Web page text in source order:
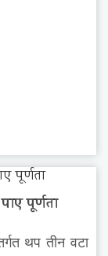
पूर्णता
थप तीन वटा